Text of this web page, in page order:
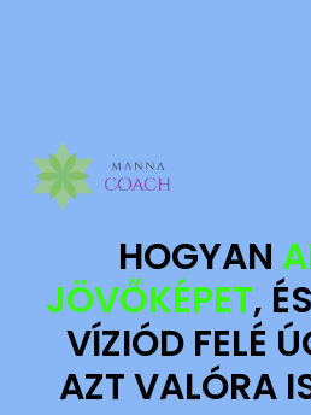
HOGYAN
JÖVŐKÉPET,
VÍZIÓD FELÉ
AZT VALÓRA